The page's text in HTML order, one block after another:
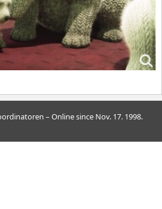
– Online since Nov. 17. 1998.